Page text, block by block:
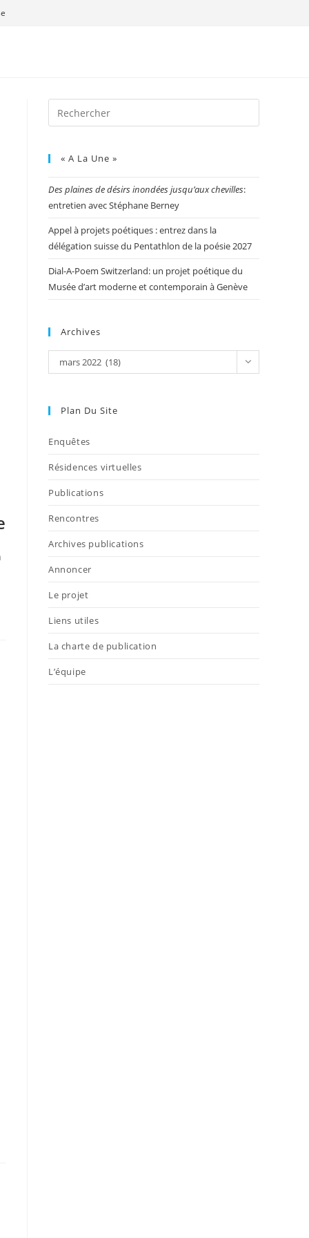
« A La Une »
Des plaines de désirs inondées jusqu’aux chevilles:
entretien avec Stéphane Berney
Appel à projets poétiques : entrez dans la
délégation suisse du Pentathlon de la poésie 2027
Dial-A-Poem Switzerland: un projet poétique du
Musée d’art moderne et contemporain à Genève
Archives
mars 2022 (18)
Plan Du Site
Enquêtes
Résidences virtuelles
Publications
Rencontres
Archives publications
Annoncer
Le projet
Liens utiles
La charte de publication
L’équipe